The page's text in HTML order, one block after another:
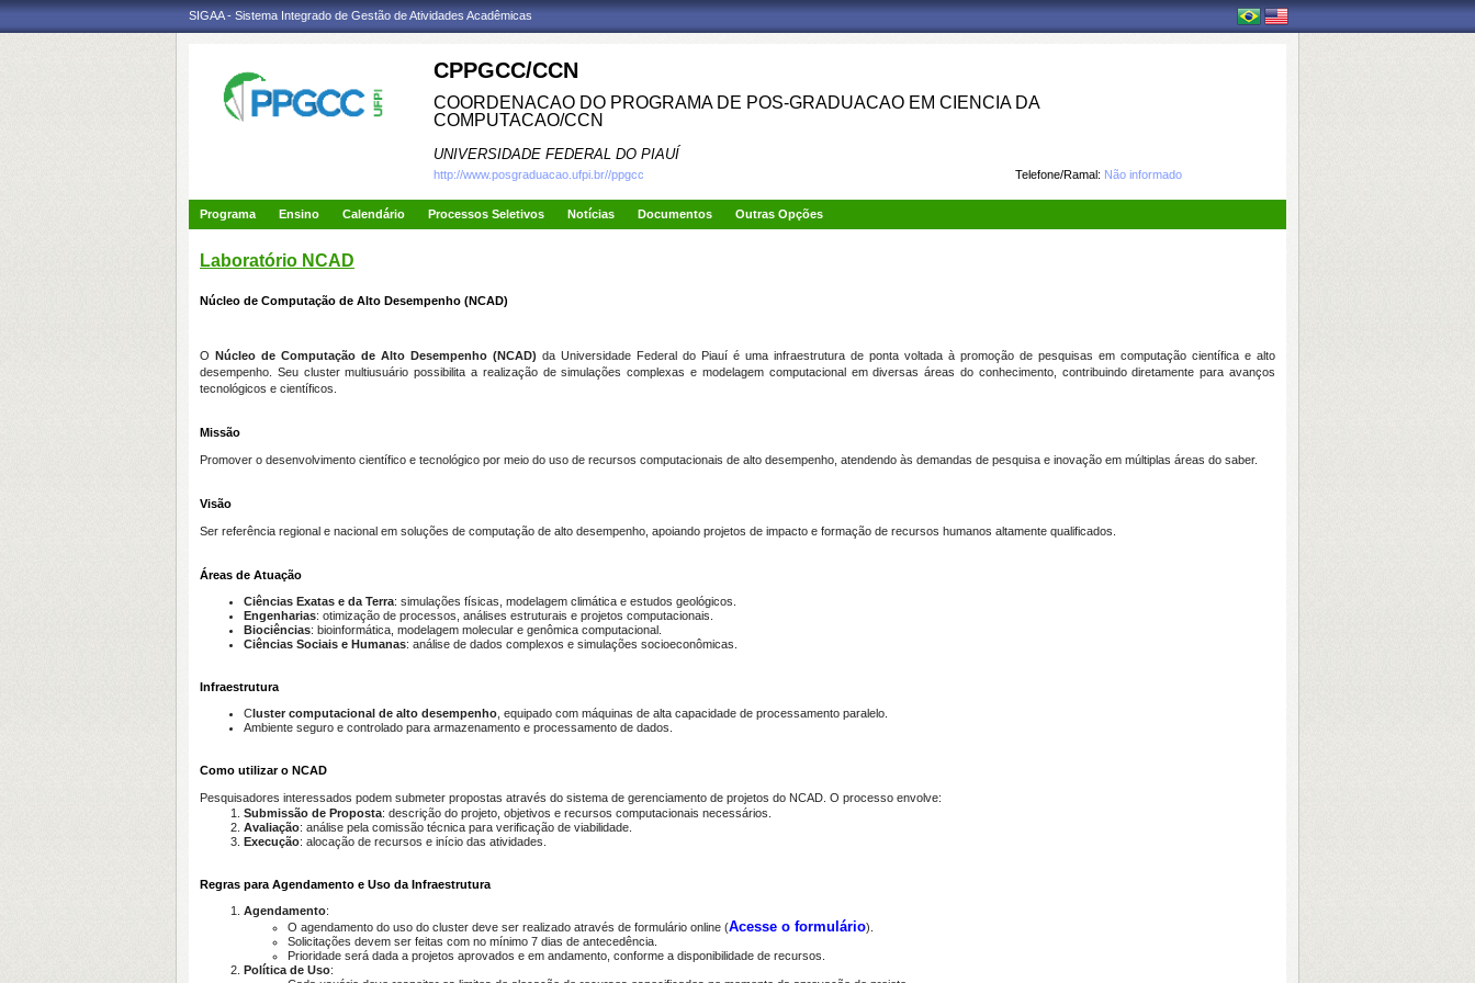
SIGAA - Sistema Integrado de Gestão de Atividades Acadêmicas
CPPGCC/CCN
COORDENACAO DO PROGRAMA DE POS-GRADUACAO EM CIENCIA DA
COMPUTACAO/CCN
UNIVERSIDADE FEDERAL DO PIAUÍ
Telefone/Ramal: Não informado
http://www.posgraduacao.ufpi.br//ppgcc
Programa Ensino Calendário Processos Seletivos Notícias Documentos Outras Opções
Laboratório NCAD
Núcleo de Computação de Alto Desempenho (NCAD)
O Núcleo de Computação de Alto Desempenho (NCAD) da Universidade Federal do Piauí é uma infraestrutura de ponta voltada à promoção de pesquisas em computação científica e alto
desempenho. Seu cluster multiusuário possibilita a realização de simulações complexas e modelagem computacional em diversas áreas do conhecimento, contribuindo diretamente para avanços
tecnológicos e científicos.
Missão
Promover o desenvolvimento científico e tecnológico por meio do uso de recursos computacionais de alto desempenho, atendendo às demandas de pesquisa e inovação em múltiplas áreas do saber.
Visão
Ser referência regional e nacional em soluções de computação de alto desempenho, apoiando projetos de impacto e formação de recursos humanos altamente qualificados.
Áreas de Atuação
Ciências Exatas e da Terra: simulações físicas, modelagem climática e estudos geológicos.
Engenharias: otimização de processos, análises estruturais e projetos computacionais.
Biociências: bioinformática, modelagem molecular e genômica computacional.
Ciências Sociais e Humanas: análise de dados complexos e simulações socioeconômicas.
Infraestrutura
Cluster computacional de alto desempenho , equipado com máquinas de alta capacidade de processamento paralelo.
Ambiente seguro e controlado para armazenamento e processamento de dados.
Como utilizar o NCAD
Pesquisadores interessados podem submeter propostas através do sistema de gerenciamento de projetos do NCAD. O processo envolve:
Submissão de Proposta: descrição do projeto, objetivos e recursos computacionais necessários.
Avaliação: análise pela comissão técnica para verificação de viabilidade.
Execução: alocação de recursos e início das atividades.
Regras para Agendamento e Uso da Infraestrutura
Agendamento:
O agendamento do uso do cluster deve ser realizado através de formulário online (Acesse o formulário).
Solicitações devem ser feitas com no mínimo 7 dias de antecedência.
Prioridade será dada a projetos aprovados e em andamento, conforme a disponibilidade de recursos.
Política de Uso: